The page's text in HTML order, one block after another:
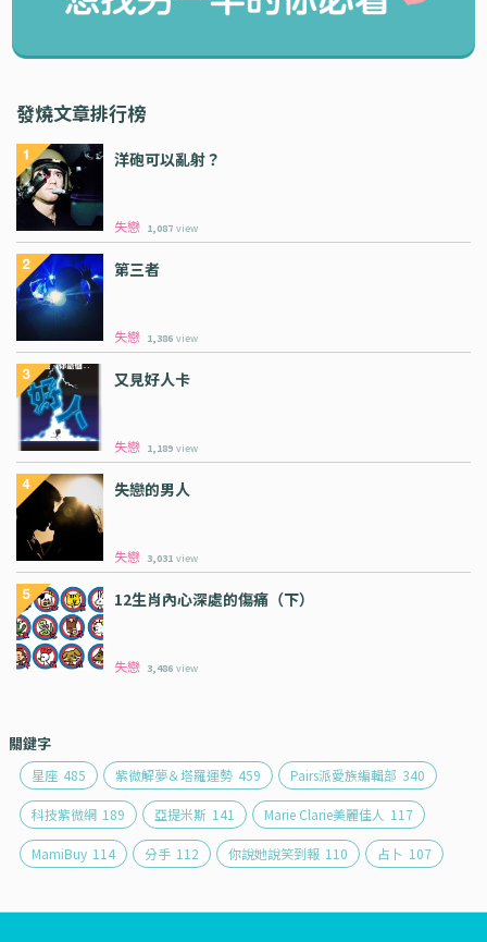
發燒文章排行榜
洋砲可以亂射？
失戀 1,087 view
第三者
失戀 1,386 view
又見好人卡
失戀 1,189 view
失戀的男人
失戀 3,031 view
12生肖內心深處的傷痛（下）
失戀 3,486 view
關鍵字
星座 485 紫微解夢＆塔羅運勢 459 Pairs派愛族編輯部 340
科技紫微網 189 亞提米斯 141 Marie Clarie美麗佳人 117
MamiBuy 114 分手 112 你說她說笑到報 110 占卜 107